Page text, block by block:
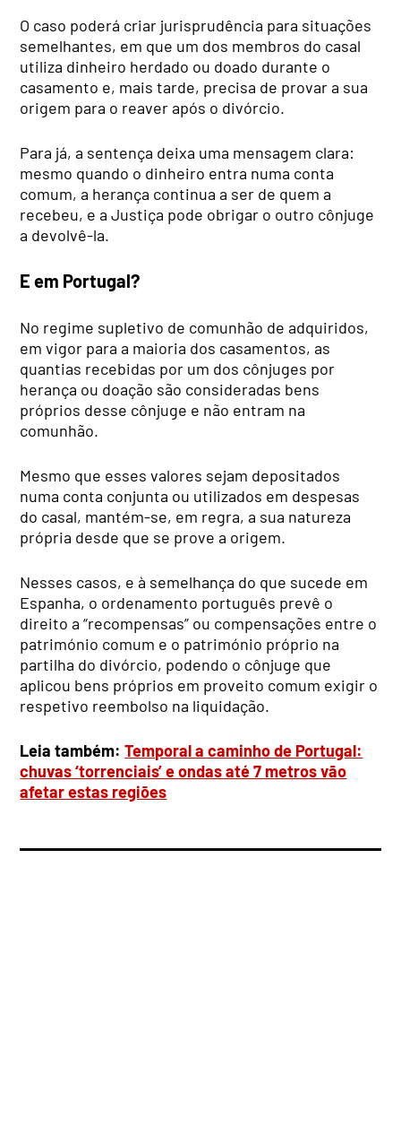
O caso poderá criar jurisprudência para situações
semelhantes, em que um dos membros do casal
utiliza dinheiro herdado ou doado durante o
casamento e, mais tarde, precisa de provar a sua
origem para o reaver após o divórcio.
Para já, a sentença deixa uma mensagem clara:
mesmo quando o dinheiro entra numa conta
comum, a herança continua a ser de quem a
recebeu, e a Justiça pode obrigar o outro cônjuge
a devolvê-la.
E em Portugal?
No regime supletivo de comunhão de adquiridos,
em vigor para a maioria dos casamentos, as
quantias recebidas por um dos cônjuges por
herança ou doação são consideradas bens
próprios desse cônjuge e não entram na
comunhão.
Mesmo que esses valores sejam depositados
numa conta conjunta ou utilizados em despesas
do casal, mantém-se, em regra, a sua natureza
própria desde que se prove a origem.
Nesses casos, e à semelhança do que sucede em
Espanha, o ordenamento português prevê o
direito a “recompensas” ou compensações entre o
património comum e o património próprio na
partilha do divórcio, podendo o cônjuge que
aplicou bens próprios em proveito comum exigir o
respetivo reembolso na liquidação.
Leia também:Temporal a caminho de Portugal:
chuvas ‘torrenciais’ e ondas até 7 metros vão
afetar estas regiões